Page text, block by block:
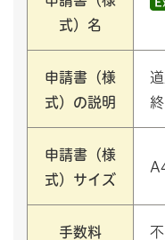
式）名
申請書（様
式）の説明
申請書（様
式）サイズ
手数料